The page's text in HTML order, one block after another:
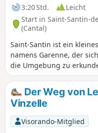
3:20 Std.
Leicht
Start in Saint-Santin-
(Cantal)
Saint-Santin ist ein
namens Garenne, der
die Umgebung zu
Departements Cantal
Rathäuser und zwei
ebenfalls ganz in der
eine leichte und
oder Sommer als
werden kann.
Der Weg von
Vinzelle
Visorando-Mitglied